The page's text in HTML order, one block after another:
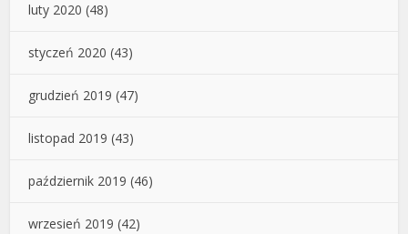
luty 2020 (48)
styczeń 2020 (43)
grudzień 2019 (47)
listopad 2019 (43)
październik 2019 (46)
wrzesień 2019 (42)